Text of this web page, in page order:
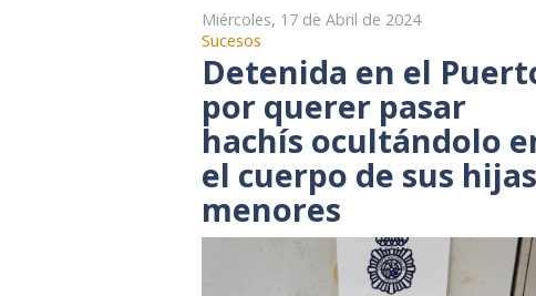
Miércoles, 17 de Abril de 2024
Sucesos
Detenida en el
por querer pasar
hachís ocultándolo
el cuerpo de sus hijas
menores